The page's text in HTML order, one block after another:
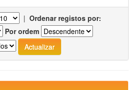
| Ordenar registos por:
Por ordem